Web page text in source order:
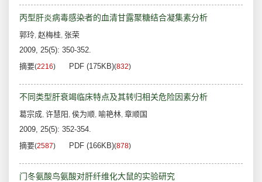
丙型肝炎病毒感染者的血清甘露聚糖结合凝集素分析
郭玲, 赵梅桂, 张荣
2009, 25(5): 350-352.
摘要(2216) PDF (175KB)(832)
不同类型肝衰竭临床特点及其转归相关危险因素分析
葛宗成, 许慧阳 , 侯为顺, 喻艳林, 章顺国
2009, 25(5): 352-354.
摘要(2587) PDF (166KB)(878)
门冬氨酸鸟氨酸对肝纤维化大鼠的实验研究